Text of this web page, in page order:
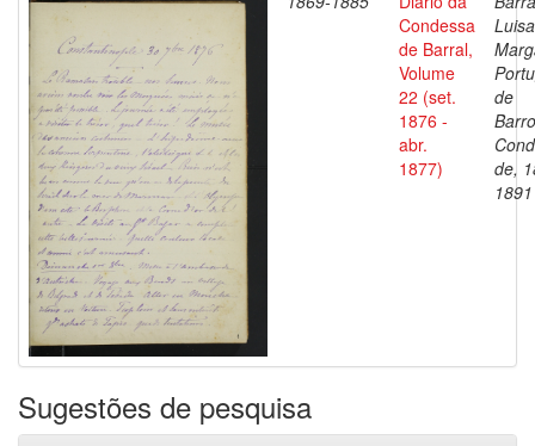
Condessa
de Barral,
Volume
22 (set.
1876 -
abr.
1877)
Luisa
de
de,
1891
Sugestões de pesquisa